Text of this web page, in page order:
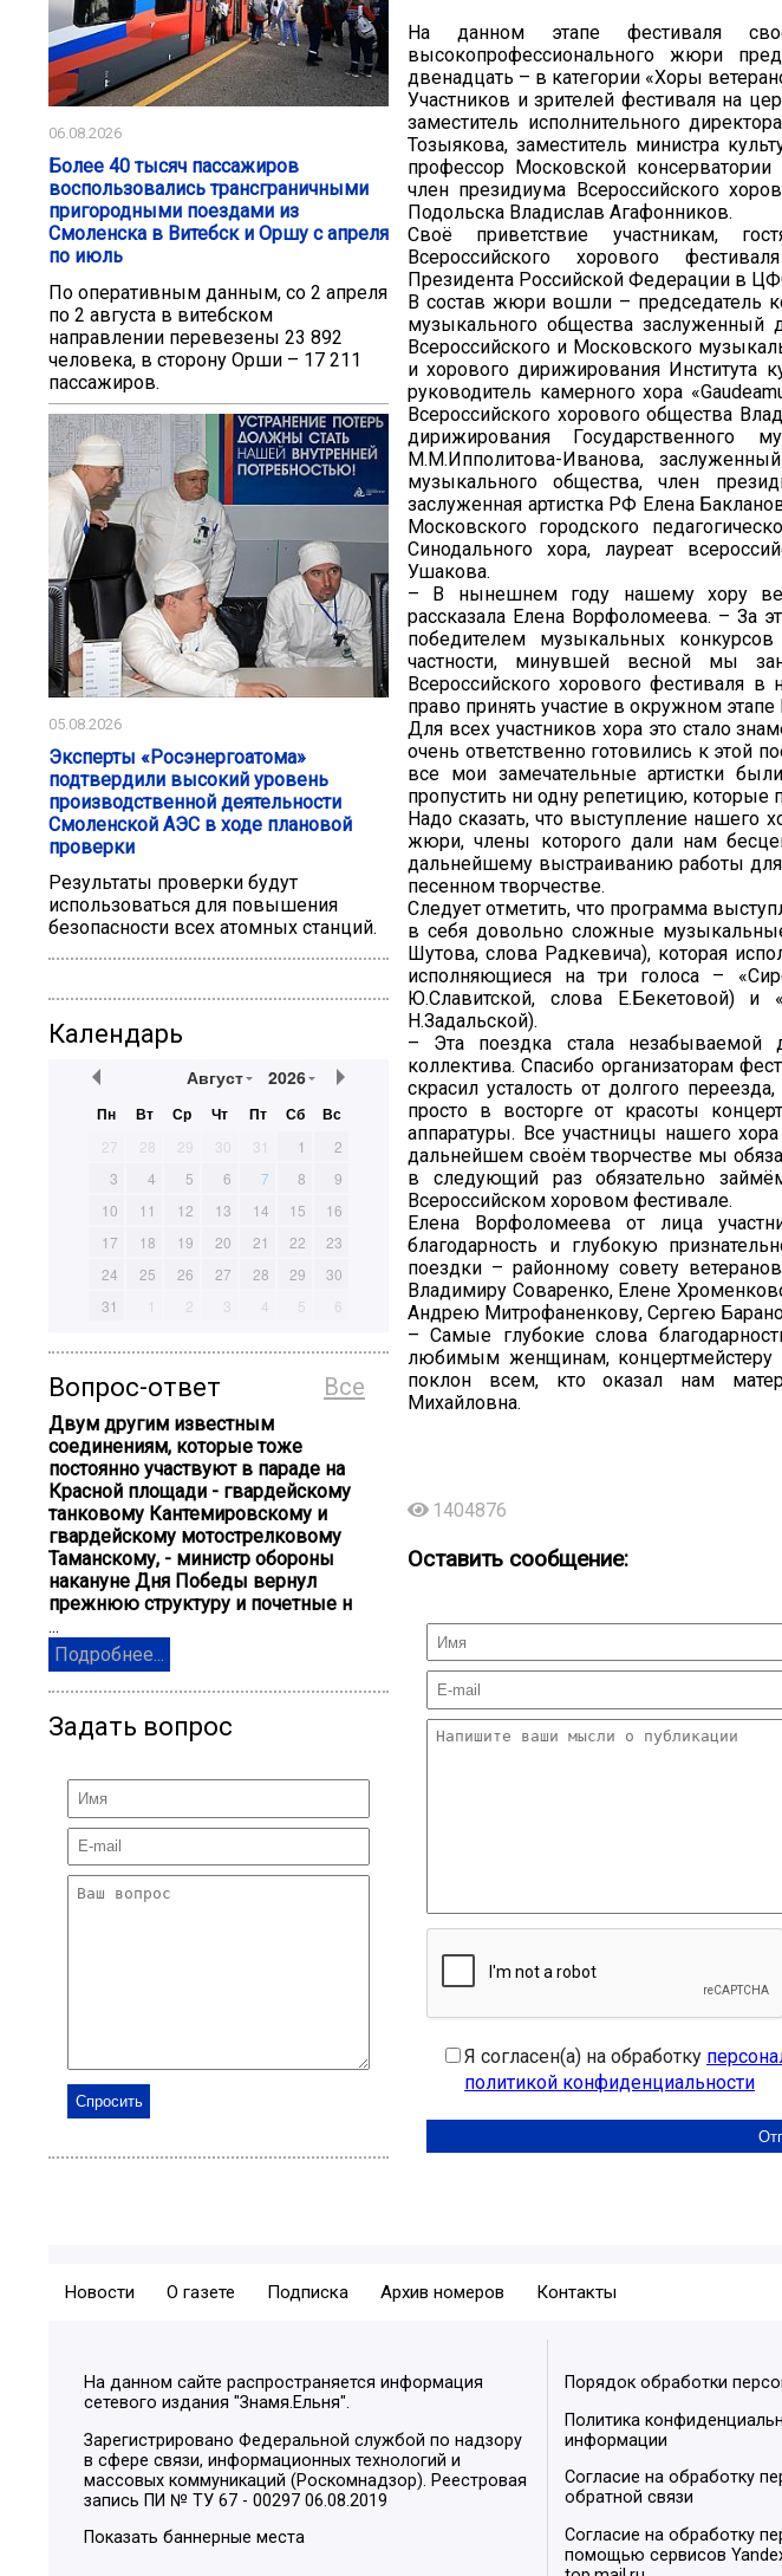
06.08.2026
Более 40 тысяч пассажиров
воспользовались трансграничными
пригородными поездами из
Смоленска в Витебск и Оршу с апреля
по июль
По оперативным данным, со 2 апреля
по 2 августа в витебском
направлении перевезены 23 892
человека, в сторону Орши – 17 211
пассажиров.
05.08.2026
Эксперты «Росэнергоатома»
подтвердили высокий уровень
производственной деятельности
Смоленской АЭС в ходе плановой
проверки
Результаты проверки будут
использоваться для повышения
безопасности всех атомных станций.
Календарь
Август 2026
Пн Вт Ср Чт Пт Сб Вс
27 28 29 30 31 1
2
3
4 5 6 7 8
9
10
11 12 13 14 15
16
17
18 19 20 21 22
23
24
25 26 27 28 29
30
31
1 2 3 4 5 6
Все
Вопрос-ответ
Двум другим известным
соединениям, которые тоже
постоянно участвуют в параде на
Красной площади - гвардейскому
танковому Кантемировскому и
гвардейскому мотострелковому
Таманскому, - министр обороны
накануне Дня Победы вернул
прежнюю структуру и почетные н
...
Подробнее...
Задать вопрос
На данном этапе фестиваля
высокопрофессионального жюри
двенадцать – в категории «Хоры
Участников и зрителей фестиваля на
заместитель исполнительного
Тозыякова, заместитель министра
профессор Московской
член президиума Всероссийского
Подольска Владислав Агафонников.
Своё приветствие участникам,
Всероссийского хорового
Президента Российской Федерации в
В состав жюри вошли – председатель
музыкального общества заслуженный
Всероссийского и Московского
и хорового дирижирования Института
руководитель камерного хора
Всероссийского хорового общества
дирижирования Государственного
М.М.Ипполитова-Иванова,
музыкального общества, член
заслуженная артистка РФ Елена
Московского городского
Синодального хора, лауреат
Ушакова.
– В нынешнем году нашему хору
рассказала Елена Ворфоломеева. – За
победителем музыкальных
частности, минувшей весной мы
Всероссийского хорового фестиваля
право принять участие в окружном
Для всех участников хора это стало
очень ответственно готовились к этой
все мои замечательные артистки
пропустить ни одну репетицию, которые
Надо сказать, что выступление нашего
жюри, члены которого дали нам
дальнейшему выстраиванию работы
песенном творчестве.
Следует отметить, что программа
в себя довольно сложные
Шутова, слова Радкевича), которая
исполняющиеся на три голоса –
Ю.Славитской, слова Е.Бекетовой)
Н.Задальской).
– Эта поездка стала незабываемой
коллектива. Спасибо организаторам
скрасил усталость от долгого
просто в восторге от красоты
аппаратуры. Все участницы нашего
дальнейшем своём творчестве мы
в следующий раз обязательно
Всероссийском хоровом фестивале.
Елена Ворфоломеева от лица
благодарность и глубокую
поездки – районному совету
Владимиру Соваренко, Елене
Андрею Митрофаненкову, Сергею
– Самые глубокие слова
любимым женщинам,
поклон всем, кто оказал нам
Михайловна.
1404876
Оставить сообщение:
Я согласен(а) на обработку
политикой конфиденциальности
Новости О газете Подписка Архив номеров Контакты
На данном сайте распространяется информация
сетевого издания "Знамя.Ельня".
Зарегистрировано Федеральной службой по надзору
в сфере связи, информационных технологий и
массовых коммуникаций (Роскомнадзор). Реестровая
запись ПИ № ТУ 67 - 00297 06.08.2019
Показать баннерные места
Порядок обработки
Политика
информации
Согласие на обработку
обратной связи
Согласие на обработку
помощью сервисов